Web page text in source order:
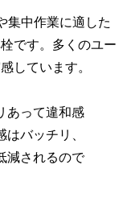
集中作業に適した
です。多くのユー
しています。
あって違和感
はバッチリ、
減されるので